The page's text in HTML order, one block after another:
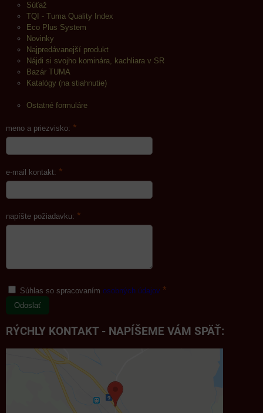
Súťaž
TQI - Tuma Quality Index
Eco Plus System
Novinky
Najpredávanejší produkt
Nájdi si svojho kominára, kachliara v SR
Bazár TUMA
Katalógy (na stiahnutie)
Ostatné formuláre
meno a priezvisko: *
e-mail kontakt: *
napíšte požiadavku: *
Súhlas so spracovaním osobných údajov *
Odoslať
RÝCHLY KONTAKT - NAPÍŠEME VÁM SPÄŤ: